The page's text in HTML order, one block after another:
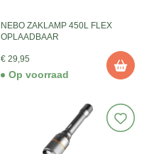
NEBO ZAKLAMP 450L FLEX
OPLAADBAAR
€ 29,95
Op voorraad